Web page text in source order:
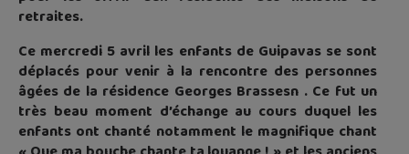
retraites.
Ce mercredi 5 avril les enfants de Guipavas se sont
déplacés pour venir à la rencontre des personnes
âgées de la résidence Georges Brassesn . Ce fut un
très beau moment d’échange au cours duquel les
enfants ont chanté notamment le magnifique chant